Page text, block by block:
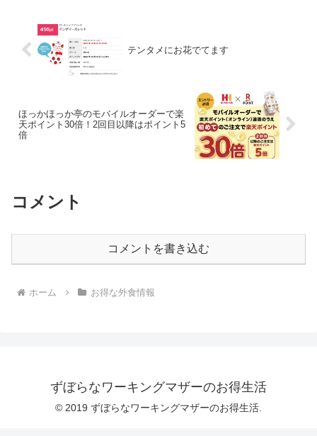
テンタメにお花でてます
ほっかほっか亭のモバイルオーダーで楽
天ポイント30倍！2回目以降はポイント5
倍
コメント
コメントを書き込む
ホーム お得な外食情報
ずぼらなワーキングマザーのお得生活
© 2019 ずぼらなワーキングマザーのお得生活.